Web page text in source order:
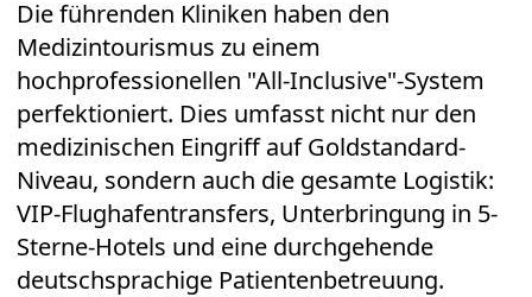
Die führenden Kliniken haben den
Medizintourismus zu einem
hochprofessionellen "All-Inclusive"-System
perfektioniert. Dies umfasst nicht nur den
medizinischen Eingriff auf Goldstandard-
Niveau, sondern auch die gesamte Logistik:
VIP-Flughafentransfers, Unterbringung in 5-
Sterne-Hotels und eine durchgehende
deutschsprachige Patientenbetreuung.